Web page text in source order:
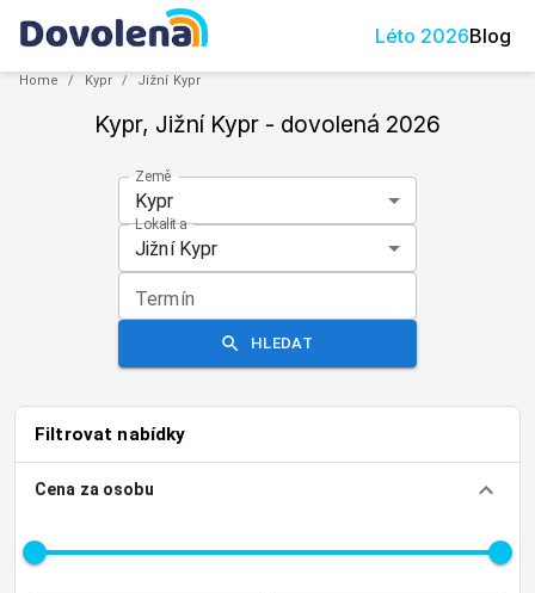
Léto 2026Blog
Home / Kypr / Jižní Kypr
Kypr, Jižní Kypr - dovolená 2026
Země
Kypr
Lokalita
Jižní Kypr
Termín
HLEDAT
Filtrovat nabídky
Cena za osobu